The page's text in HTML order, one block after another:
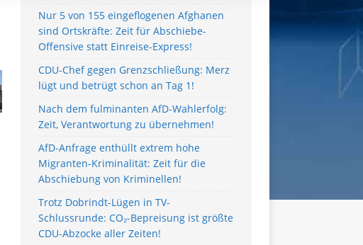
Nur 5 von 155 eingeflogenen Afghanen
sind Ortskräfte: Zeit für Abschiebe-
Offensive statt Einreise-Express!
CDU-Chef gegen Grenzschließung: Merz
lügt und betrügt schon an Tag 1!
Nach dem fulminanten AfD-Wahlerfolg:
Zeit, Verantwortung zu übernehmen!
AfD-Anfrage enthüllt extrem hohe
Migranten-Kriminalität: Zeit für die
Abschiebung von Kriminellen!
Trotz Dobrindt-Lügen in TV-
Schlussrunde: CO₂-Bepreisung ist größte
CDU-Abzocke aller Zeiten!